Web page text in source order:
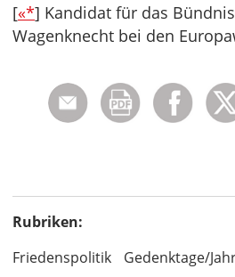
[«*] Kandidat für das
Wagenknecht bei den
Rubriken:
Friedenspolitik
Gedenktage/